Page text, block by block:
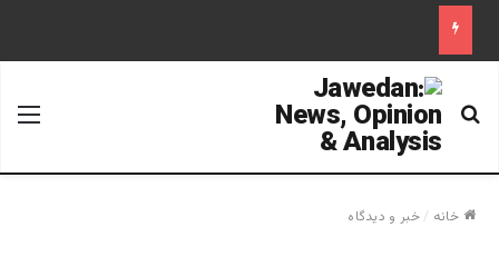
جستجو برای
خانه /خبر و دیدگاه